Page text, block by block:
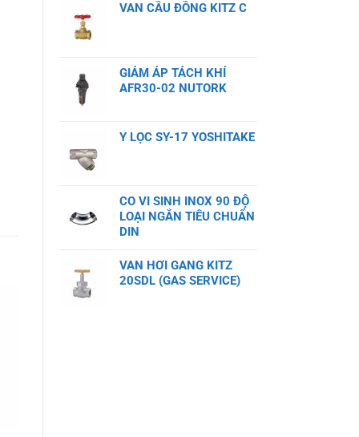
VAN CẦU ĐỒNG KITZ C
GIẢM ÁP TÁCH KHÍ
AFR30-02 NUTORK
Y LỌC SY-17 YOSHITAKE
CO VI SINH INOX 90 ĐỘ
LOẠI NGẮN TIÊU CHUẨN
DIN
VAN HƠI GANG KITZ
20SDL (GAS SERVICE)